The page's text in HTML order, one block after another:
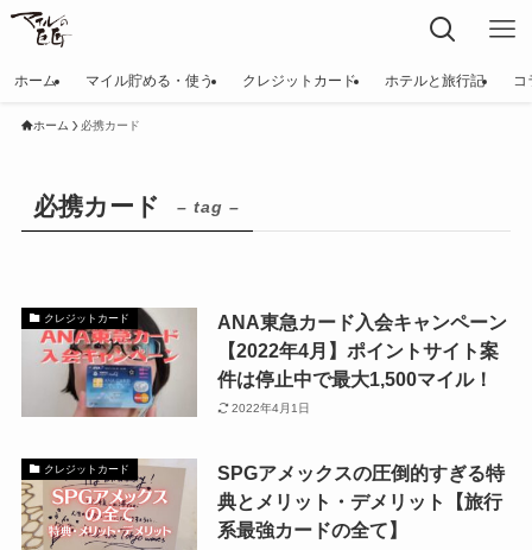
ホーム マイル貯める・使う クレジットカード ホテルと旅行記 コ
ホーム 必携カード
必携カード – tag –
クレジットカード
ANA東急カード入会キャンペーン
【2022年4月】ポイントサイト案
件は停止中で最大1,500マイル！
2022年4月1日
クレジットカード
SPGアメックスの圧倒的すぎる特
典とメリット・デメリット【旅行
系最強カードの全て】